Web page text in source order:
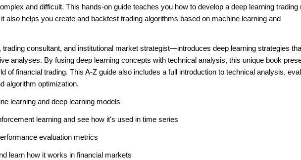
and difficult. This hands-on guide teaches you how to develop a deep learning trading
also helps you create and backtest trading algorithms based on machine learning and
consultant, and institutional market strategist—introduces deep learning strategies
analyses. By fusing deep learning concepts with technical analysis, this unique book
of financial trading. This A-Z guide also includes a full introduction to technical analysis,
algorithm optimization.
learning and deep learning models
learning and see how it's used in time series
evaluation metrics
learn how it works in financial markets